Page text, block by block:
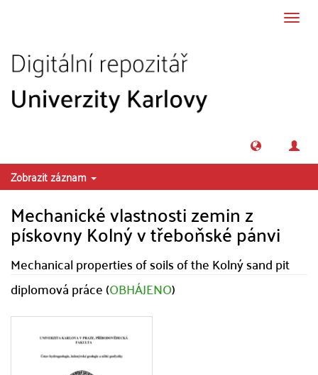
Zobrazit záznam
Mechanické vlastnosti zemin z
pískovny Kolný v třeboňské pánvi
Mechanical properties of soils of the Kolný sand pit
diplomová práce (OBHÁJENO)